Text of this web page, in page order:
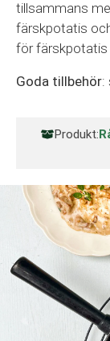
tillsammans
färskpotatis
för färskpotatis
Goda tillbehör:
Produkt: